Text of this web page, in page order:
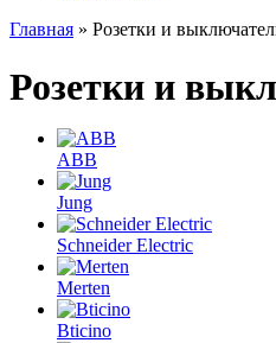
Главная » Розетки и
Розетки и
ABB
Jung
Schneider Electric
Merten
Bticino